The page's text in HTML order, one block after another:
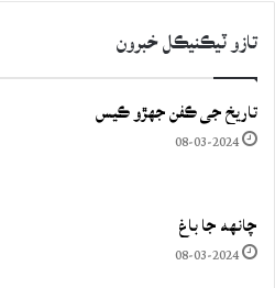
تازو ٽيڪنيڪل خبرون
تاريخ جي ڪفن جھڙو ڪيس
08-03-2024
چانهه جا باغ
08-03-2024